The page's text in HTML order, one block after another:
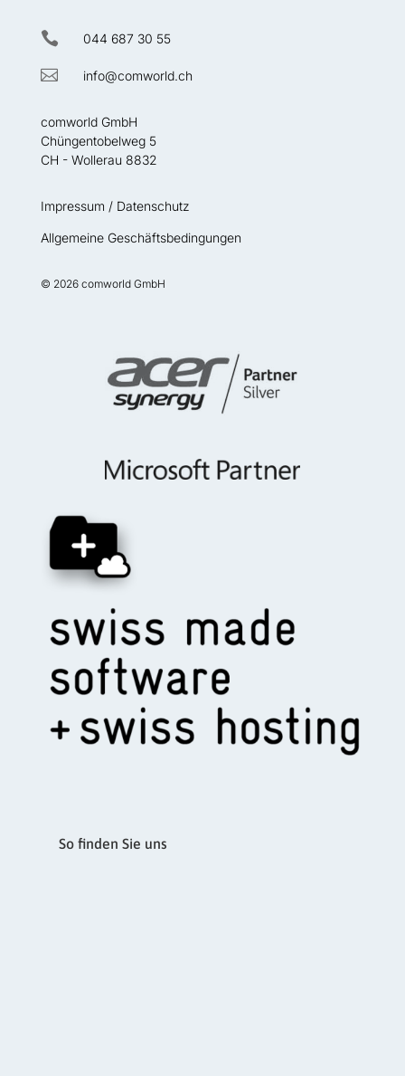
 044 687 30 55
 info@comworld.ch
comworld GmbH
Chüngentobelweg 5
CH - Wollerau 8832
Impressum / Datenschutz
Allgemeine Geschäftsbedingungen
© 2026 comworld GmbH
So finden Sie uns